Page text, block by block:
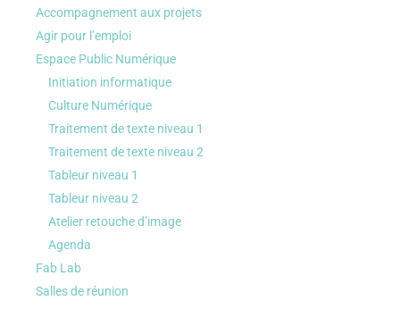
Accompagnement aux projets
Agir pour l’emploi
Espace Public Numérique
Initiation informatique
Culture Numérique
Traitement de texte niveau 1
Traitement de texte niveau 2
Tableur niveau 1
Tableur niveau 2
Atelier retouche d’image
Agenda
Fab Lab
Salles de réunion